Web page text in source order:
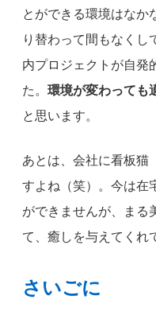
とができる環境はなか
り替わって間もなくし
内プロジェクトが自発
た。 環境が変わっても
と思います。
あとは、会社に看板猫
すよね（笑）。今は在
ができませんが、まる
て、癒しを与えてくれ
さいごに